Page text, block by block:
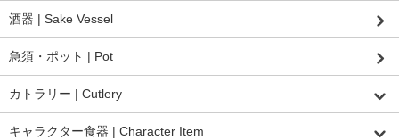
酒器 | Sake Vessel
急須・ポット | Pot
カトラリー | Cutlery
キャラクター食器 | Character Item